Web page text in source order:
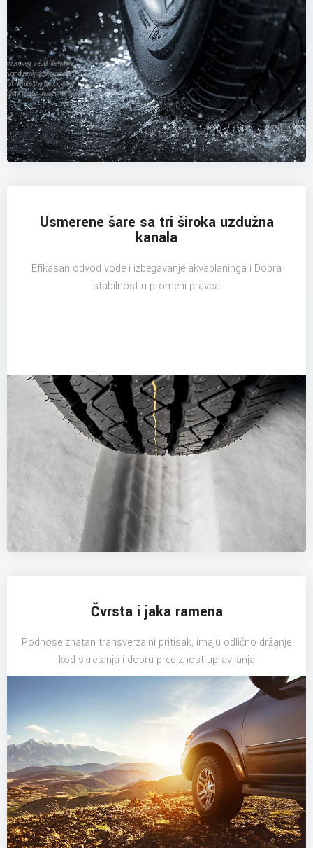
Usmerene šare sa tri široka uzdužna
kanala
Efikasan odvod vode i izbegavanje akvaplaninga i Dobra
stabilnost u promeni pravca
Čvrsta i jaka ramena
Podnose znatan transverzalni pritisak, imaju odlično držanje
kod skretanja i dobru preciznost upravljanja